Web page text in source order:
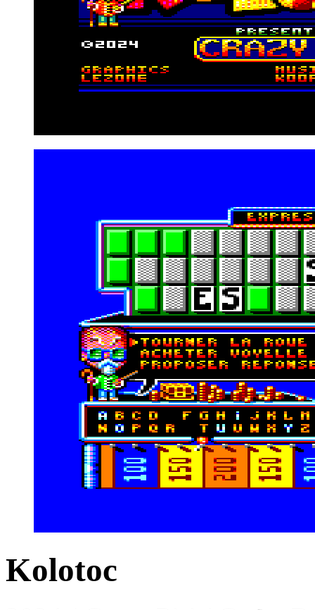
Kolotoc